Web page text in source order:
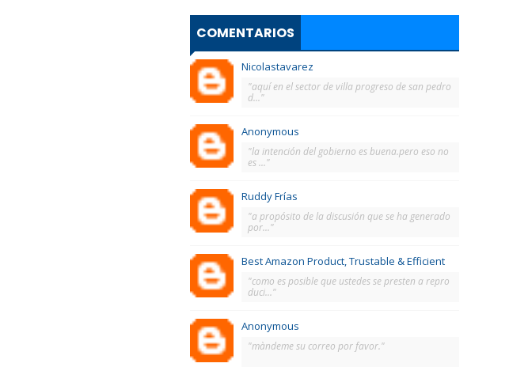
COMENTARIOS
Nicolastavarez
"aquí en el sector de villa progreso de san pedro
d..."
Anonymous
"la intención del gobierno es buena.pero eso no
es ..."
Ruddy Frías
"a propósito de la discusión que se ha generado
por..."
Best Amazon Product, Trustable & Efficient
"como es posible que ustedes se presten a repro
duci..."
Anonymous
"màndeme su correo por favor."